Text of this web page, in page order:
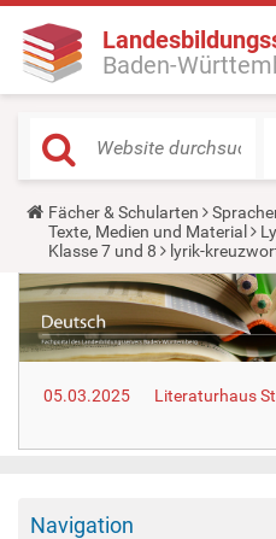
Baden-
Y
o
u
a
r
e
h
e
r
:
Fächer & Schularten
Texte, Medien und Material
Klasse 7 und 8
lyrik-
05.03.2025
Literaturhaus
Navigation